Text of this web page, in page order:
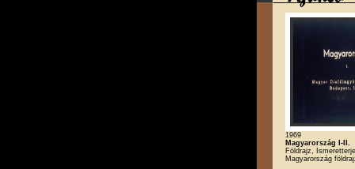
1969
Magyarország I-II.
Földrajz,
Magyarország